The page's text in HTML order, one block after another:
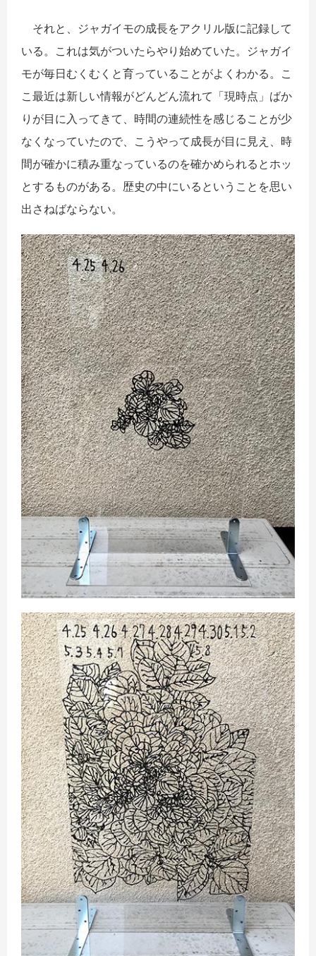
それと、ジャガイモの成長をアクリル版に記録して
いる。これは気がついたらやり始めていた。ジャガイ
モが毎日むくむくと育っていることがよくわかる。こ
こ最近は新しい情報がどんどん流れて「現時点」ばか
りが目に入ってきて、時間の連続性を感じることが少
なくなっていたので、こうやって成長が目に見え、時
間が確かに積み重なっているのを確かめられるとホッ
とするものがある。歴史の中にいるということを思い
出さねばならない。